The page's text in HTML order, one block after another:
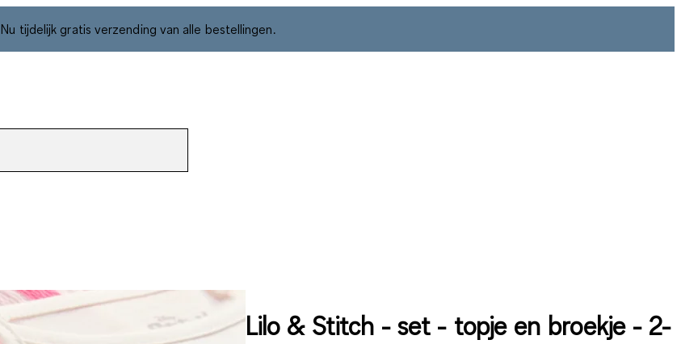
Nu tijdelijk gratis verzending van alle bestellingen.
Lilo & Stitch - set - topje en broekje - 2-